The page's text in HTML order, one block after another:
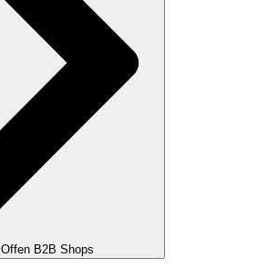
Offen B2B Shops